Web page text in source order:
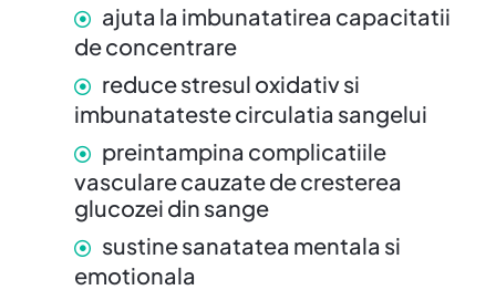
ajuta la imbunatatirea capacitatii
de concentrare
reduce stresul oxidativ si
imbunatateste circulatia sangelui
preintampina complicatiile
vasculare cauzate de cresterea
glucozei din sange
sustine sanatatea mentala si
emotionala